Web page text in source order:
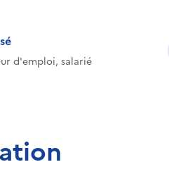
d'emploi, salarié